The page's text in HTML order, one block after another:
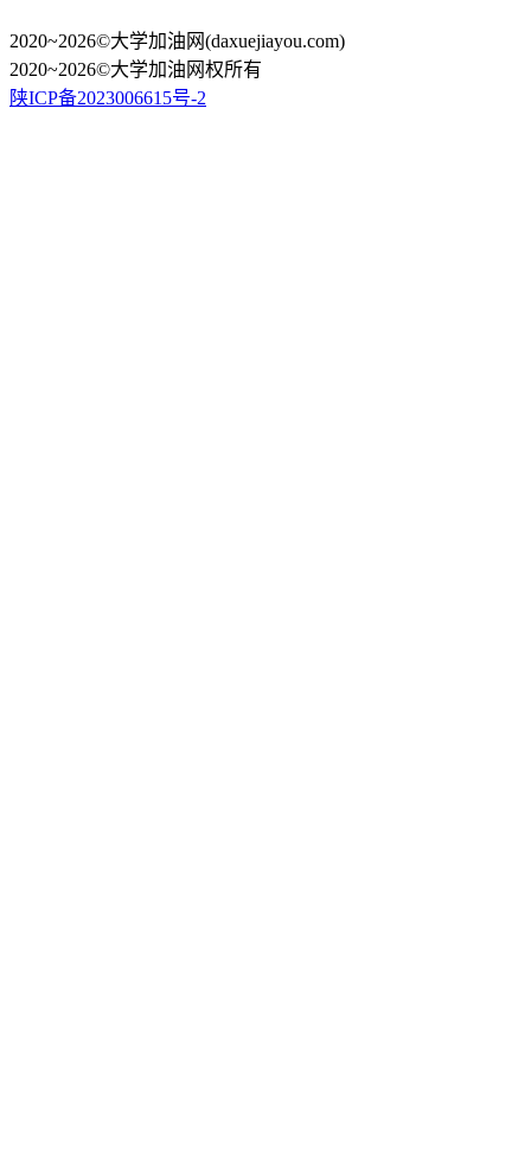
2020~2026©大学加油网(daxuejiayou.com)
2020~2026©大学加油网权所有
陕ICP备2023006615号-2